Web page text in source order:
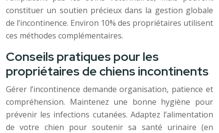
constituer un soutien précieux dans la gestion globale
de l’incontinence. Environ 10% des propriétaires utilisent
ces méthodes complémentaires.
Conseils pratiques pour les
propriétaires de chiens incontinents
Gérer l’incontinence demande organisation, patience et
compréhension. Maintenez une bonne hygiène pour
prévenir les infections cutanées. Adaptez l’alimentation
de votre chien pour soutenir sa santé urinaire (en